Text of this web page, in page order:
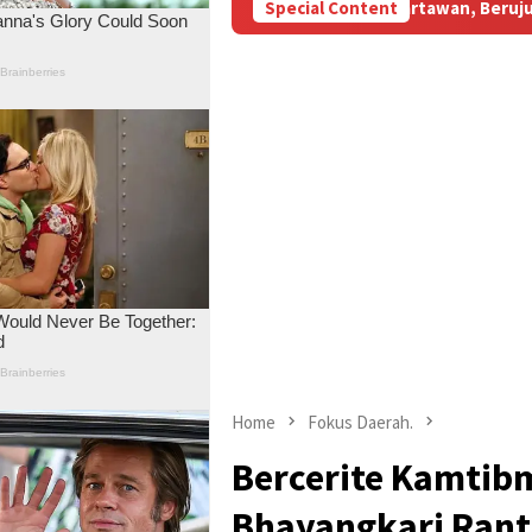
Special Content
Aniaya Wartawan, Berujung Laporan di Mapolda Jambi
Home Fokus Daerah.
Bercerite